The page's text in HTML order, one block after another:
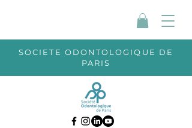
SOCIETE ODONTOLOGIQUE DE
PARIS